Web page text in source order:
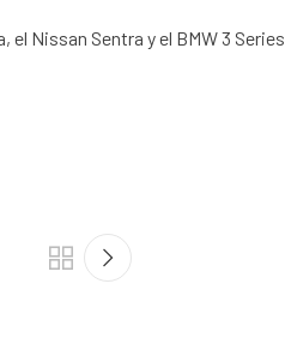
Nissan Sentra y el BMW 3 Series.